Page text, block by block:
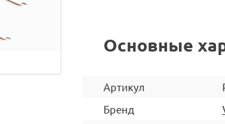
Основные
Артикул
Бренд